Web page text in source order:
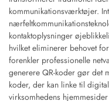
kommunikationsværktøjer.
kontaktoplysninger
hvilket eliminerer behovet
forenkler professionelle
generere QR-koder gør det
koder, der kan linke til
virksomhedens